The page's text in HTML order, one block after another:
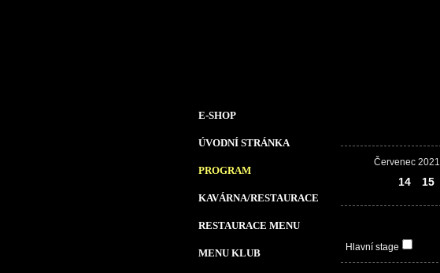
E-SHOP
ÚVODNÍ STRÁNKA
PROGRAM
KAVÁRNA/RESTAURACE
RESTAURACE MENU
MENU KLUB
Červenec 2021
14 15
Hlavní stage